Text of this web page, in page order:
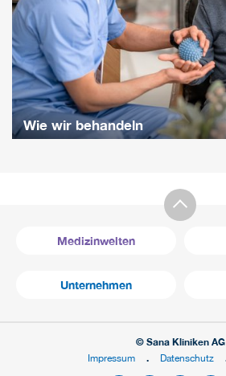
Wie wir behandeln
Medizinwelten
Unternehmen
© Sana Kliniken AG
Impressum
Datenschutz